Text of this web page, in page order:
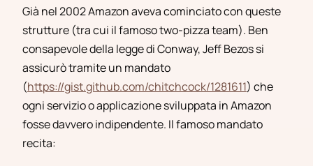
Già nel 2002 Amazon aveva cominciato con queste
strutture (tra cui il famoso two-pizza team). Ben
consapevole della legge di Conway, Jeff Bezos si
assicurò tramite un mandato
(https://gist.github.com/chitchcock/1281611) che
ogni servizio o applicazione sviluppata in Amazon
fosse davvero indipendente. Il famoso mandato
recita: